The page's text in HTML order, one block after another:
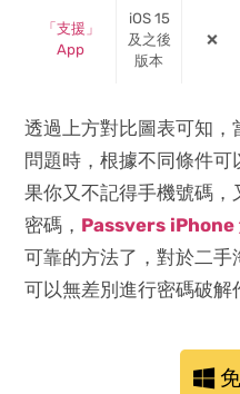
「支援」
App
iOS 15
及之後
版本
❌
透過上方對比圖表可知
問題時，根據不同條件
果你又不記得手機號碼，
密碼， Passvers iPhone
可靠的方法了，對於二
可以無差別進行密碼破解